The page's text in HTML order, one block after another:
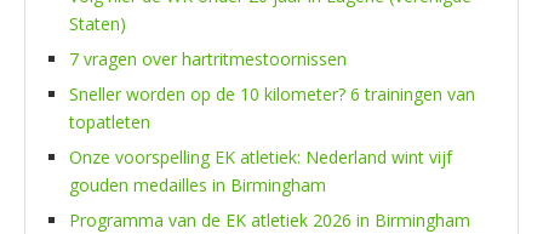
Staten)
7 vragen over hartritmestoornissen
Sneller worden op de 10 kilometer? 6 trainingen van
topatleten
Onze voorspelling EK atletiek: Nederland wint vijf
gouden medailles in Birmingham
Programma van de EK atletiek 2026 in Birmingham